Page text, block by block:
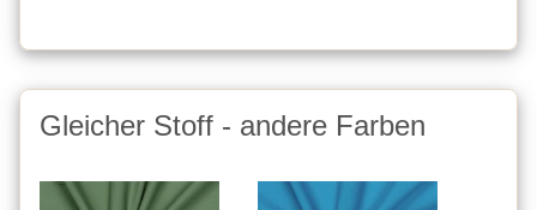
Gleicher Stoff - andere Farben